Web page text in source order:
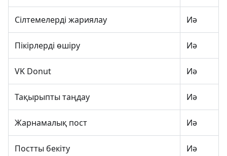
Сілтемелерді жариялау Иә
Пікірлерді өшіру Иә
VK Donut Иә
Тақырыпты таңдау Иә
Жарнамалық пост Иә
Постты бекіту Иә